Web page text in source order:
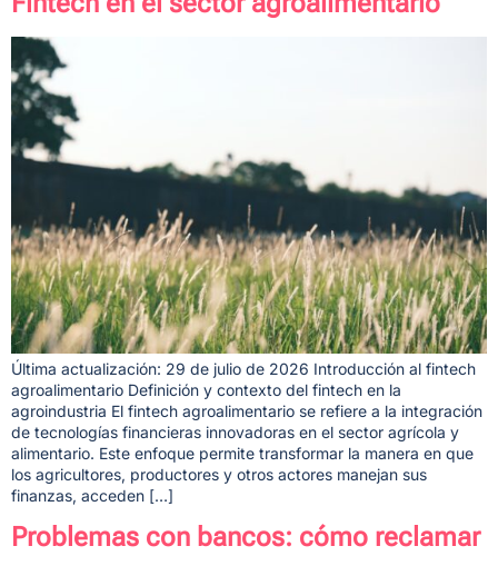
Última actualización: 29 de julio de 2026 Introducción al fintech
agroalimentario Definición y contexto del fintech en la
agroindustria El fintech agroalimentario se refiere a la integración
de tecnologías financieras innovadoras en el sector agrícola y
alimentario. Este enfoque permite transformar la manera en que
los agricultores, productores y otros actores manejan sus
finanzas, acceden […]
Problemas con bancos: cómo reclamar